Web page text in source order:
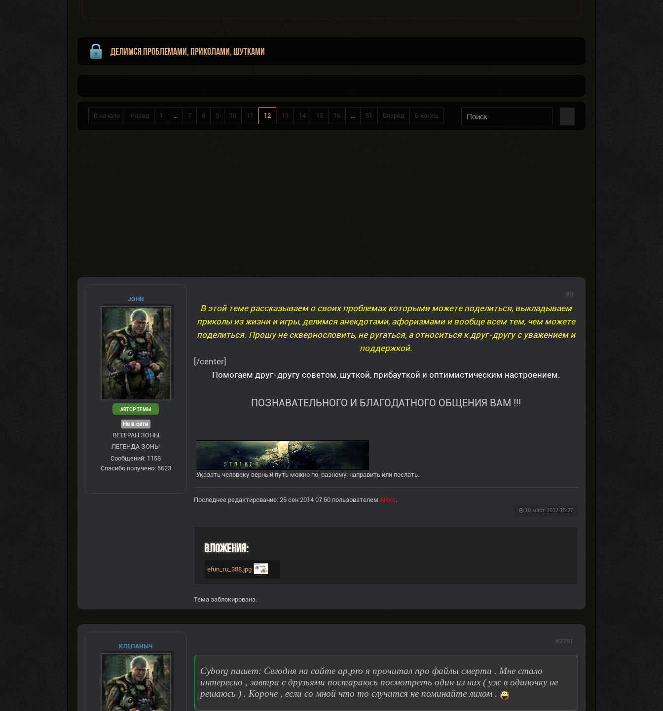
Делимся проблемами, приколами, шутками
В начало Назад 1 ... 7 8 9 10 11 12 13 14 15 16 ... 51 Вперед В конец
JOHN
АВТОР ТЕМЫ
Не в сети
ВЕТЕРАН ЗOНЫ
ЛЕГЕНДА ЗОНЫ
Сообщений: 1158
Спасибо получено: 5623
В этой теме рассказываем о своих проблемах которыми можете поделиться, выкладываем
приколы из жизни и игры, делимся анекдотами, афоризмами и вообще всем тем, чем можете
поделиться. Прошу не сквернословить, не ругаться, а относиться к друг-другу с уважением и
поддержкой.
[/center]
Помогаем друг-другу советом, шуткой, прибауткой и оптимистическим настроением.
ПОЗНАВАТЕЛЬНОГО И БЛАГОДАТНОГО ОБЩЕНИЯ ВАМ !!!
Указать человеку верный путь можно по-разному: направить или послать.
Последнее редактирование: 25 сен 2014 07:50 пользователем Alexs.
10 март 2012 15:27
#0
Вложения:
efun_ru_388.jpg
Тема заблокирована.
КЛЕПАНЫЧ
Сyborg пишет: Сегодня на сайте ap,pro я прочитал про файлы смерти . Мне стало
интересно , завтра с друзьями постараюсь посмотреть один из них ( уж в одиночку не
решаюсь ) . Короче , если со мной что то случится не поминайте лихом .
#7791